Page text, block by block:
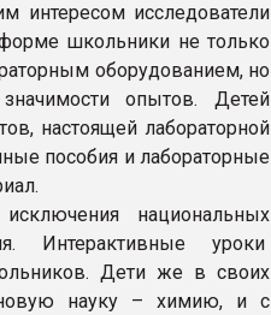
интересом исследователи
школьники не только
оборудованием, но
опытов. Детей
настоящей лабораторной
пособия и лабораторные
национальных
Интерактивные уроки
Дети же в своих
науку – химию, и с